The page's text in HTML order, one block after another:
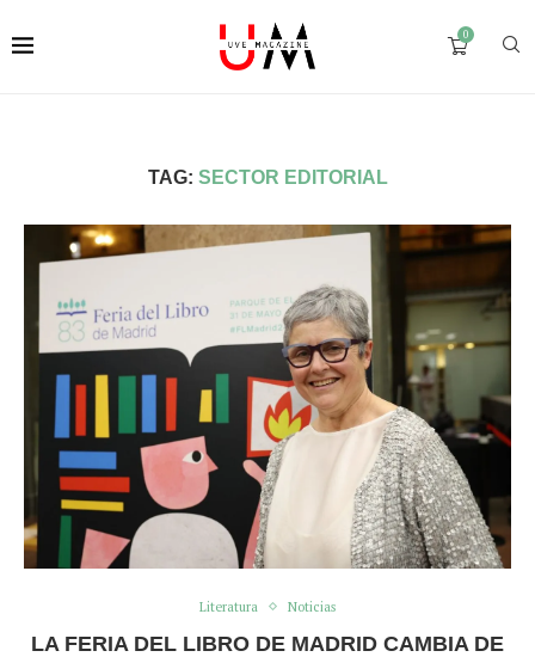
0
TAG: SECTOR EDITORIAL
Literatura Noticias
LA FERIA DEL LIBRO DE MADRID CAMBIA DE